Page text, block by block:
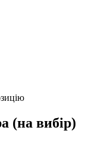
(на вибір)